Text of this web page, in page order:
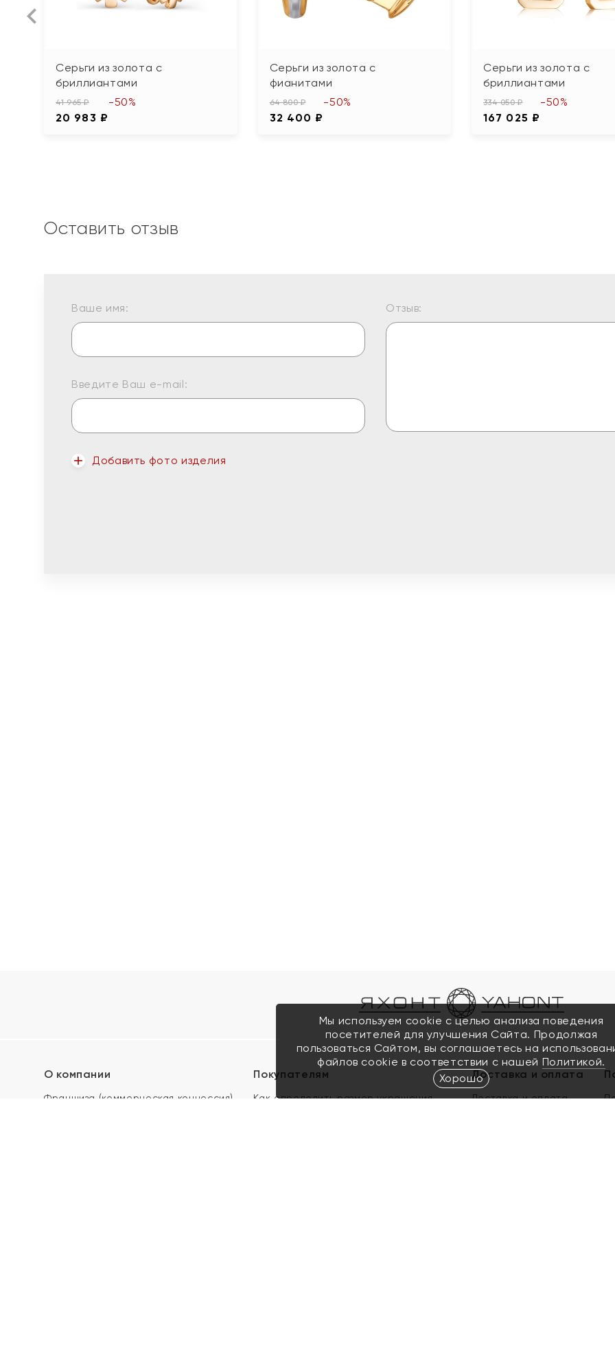
Серьги из золота с
бриллиантами
41 965 ₽
20 983 ₽
-50%
Серьги из золота с
фианитами
64 800 ₽
32 400 ₽
-50%
Серьги из золота с
бриллиантами
334 050 ₽
167 025 ₽
-50%
Оставить отзыв
Ваше имя:
Введите Ваш e-mail:
Добавить фото изделия
Отзыв:
О компании
Франшиза (коммерческая концессия)
Покупателям
Как определить размер украшения
Доставка и оплата
Доставка и оплата
Мы используем cookie с целью анализа поведения
посетителей для улучшения Сайта. Продолжая
пользоваться Сайтом, вы соглашаетесь на
файлов cookie в соответствии с нашей Политикой.
Хорошо